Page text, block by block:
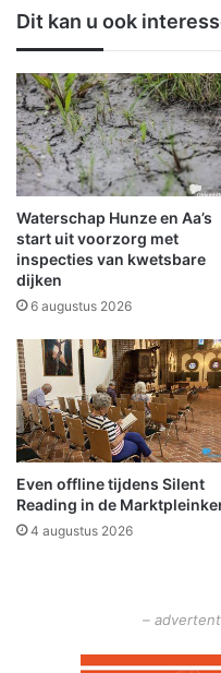
n
n
e
p
k
w
e
k
e
r
i
j
s
p
a
r
k
M
i
d
w
o
l
d
a
Dit kan u ook
Waterschap Hunze en Aa’s
start uit voorzorg met
inspecties van kwetsbare
dijken
6 augustus 2026
Even offline tijdens Silent
Reading in de
4 augustus 2026
–